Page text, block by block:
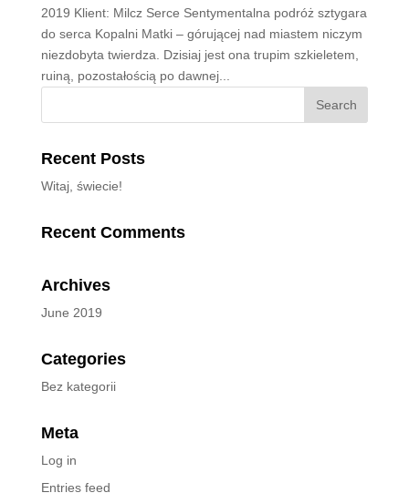
2019 Klient: Milcz Serce Sentymentalna podróż sztygara
do serca Kopalni Matki – górującej nad miastem niczym
niezdobyta twierdza. Dzisiaj jest ona trupim szkieletem,
ruiną, pozostałością po dawnej...
Recent Posts
Witaj, świecie!
Recent Comments
Archives
June 2019
Categories
Bez kategorii
Meta
Log in
Entries feed